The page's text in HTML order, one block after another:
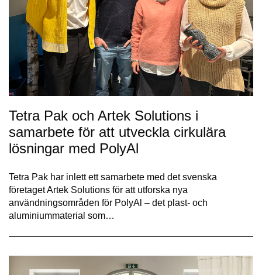
Tetra Pak och Artek Solutions i
samarbete för att utveckla cirkulära
lösningar med PolyAl
Tetra Pak har inlett ett samarbete med det svenska
företaget Artek Solutions för att utforska nya
användningsområden för PolyAl – det plast- och
aluminiummaterial som…